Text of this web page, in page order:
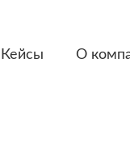
Кейсы О